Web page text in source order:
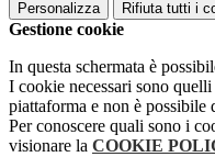
Personalizza Rifiuta tutti i
Gestione cookie
In questa schermata è
I cookie necessari sono
piattaforma e non è possibile
Per conoscere quali sono i
visionare la COOKIE